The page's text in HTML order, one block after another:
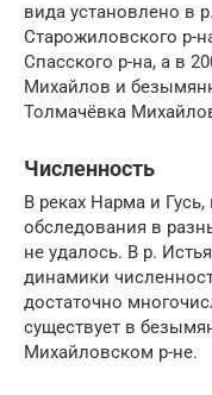
вида установлено в
Старожиловского р-
Спасского р-на, а в
Михайлов и
Толмачёвка
Численность
В реках Нарма и
обследования в
не удалось. В р.
динамики
достаточно
существует в
Михайловском р-не.